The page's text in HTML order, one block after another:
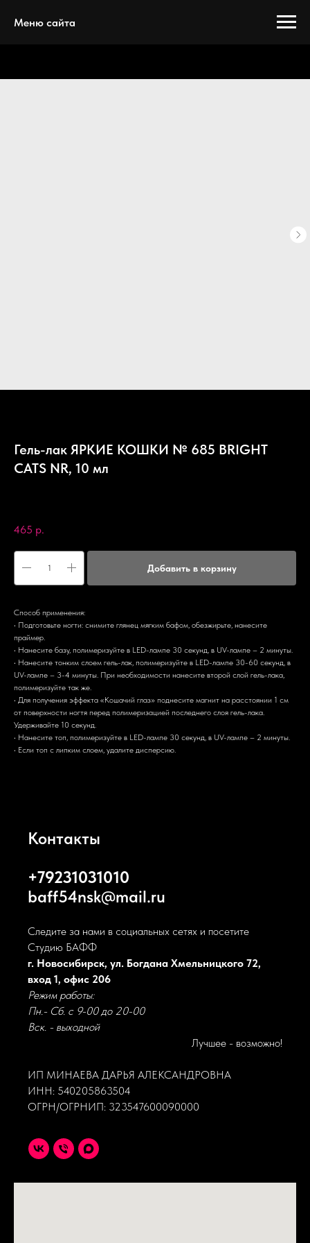
Меню сайта
Гель-лак ЯРКИЕ КОШКИ № 685 BRIGHT
CATS NR, 10 мл
465 р.
Добавить в корзину
Способ применения:
• Подготовьте ногти: снимите глянец мягким бафом, обезжирьте, нанесите
праймер.
• Нанесите базу, полимеризуйте в LED-лампе 30 секунд, в UV-лампе – 2 минуты.
• Нанесите тонким слоем гель-лак, полимеризуйте в LED-лампе 30-60 секунд, в
UV-лампе – 3-4 минуты. При необходимости нанесите второй слой гель-лака,
полимеризуйте так же.
• Для получения эффекта «Кошачий глаз» поднесите магнит на расстоянии 1 см
от поверхности ногтя перед полимеризацией последнего слоя гель-лака.
Удерживайте 10 секунд.
• Нанесите топ, полимеризуйте в LED-лампе 30 секунд, в UV-лампе – 2 минуты.
• Если топ с липким слоем, удалите дисперсию.
Контакты
+79231031010
baff54nsk@mail.ru
Следите за нами в социальных сетях и посетите
Студию БАФФ
г. Новосибирск, ул. Богдана Хмельницкого 72,
вход 1, офис 206
Режим работы:
Пн.- Сб. с 9-00 до 20-00
Вск. - выходной
Лучшее - возможно!
ИП МИНАЕВА ДАРЬЯ АЛЕКСАНДРОВНА
ИНН: 540205863504
ОГРН/ОГРНИП: 323547600090000